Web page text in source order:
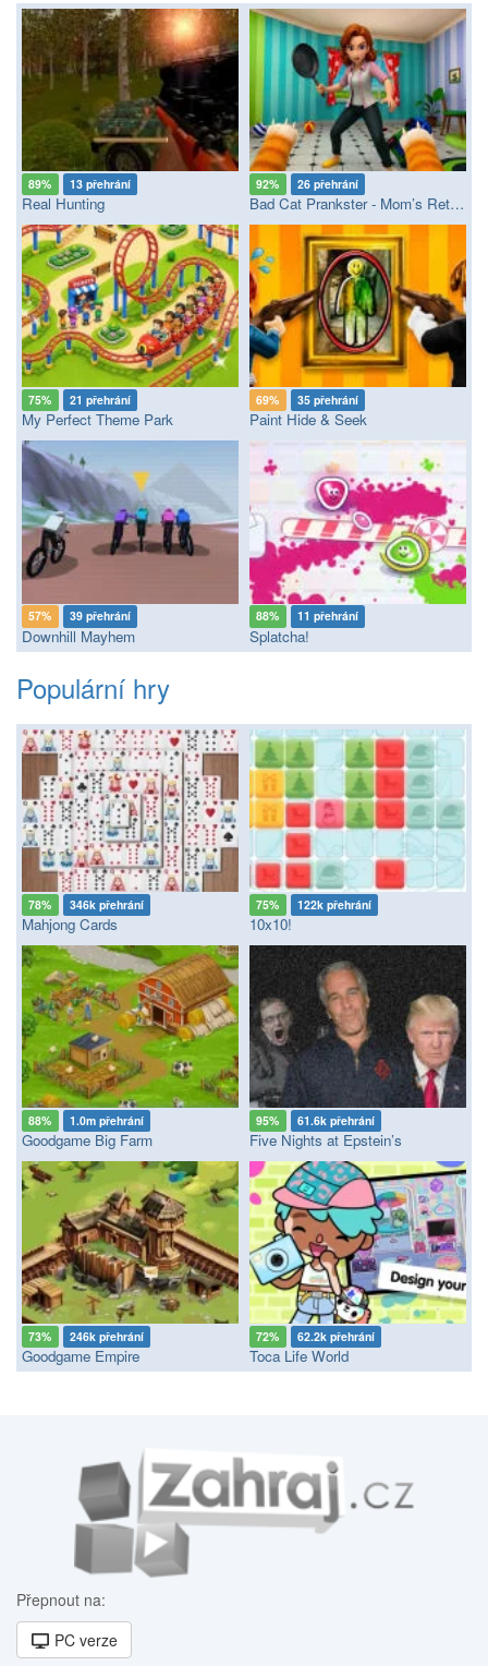
89% 13 přehrání
Real Hunting
92% 26 přehrání
Bad Cat Prankster - Mom’s Return
75% 21 přehrání
My Perfect Theme Park
69% 35 přehrání
Paint Hide & Seek
57% 39 přehrání
Downhill Mayhem
88% 11 přehrání
Splatcha!
Populární hry
78% 346k přehrání
Mahjong Cards
75% 122k přehrání
10x10!
88% 1.0m přehrání
Goodgame Big Farm
95% 61.6k přehrání
Five Nights at Epstein’s
73% 246k přehrání
Goodgame Empire
72% 62.2k přehrání
Toca Life World
Přepnout na:
PC verze